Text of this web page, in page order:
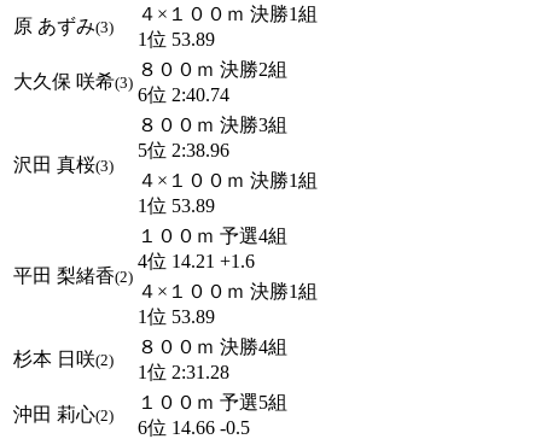
原 あずみ(3)
４×１００ｍ 決勝1組
1位 53.89
大久保 咲希(3)
８００ｍ 決勝2組
6位 2:40.74
沢田 真桜(3)
８００ｍ 決勝3組
5位 2:38.96
４×１００ｍ 決勝1組
1位 53.89
平田 梨緒香(2)
１００ｍ 予選4組
4位 14.21 +1.6
４×１００ｍ 決勝1組
1位 53.89
杉本 日咲(2)
８００ｍ 決勝4組
1位 2:31.28
沖田 莉心(2)
１００ｍ 予選5組
6位 14.66 -0.5